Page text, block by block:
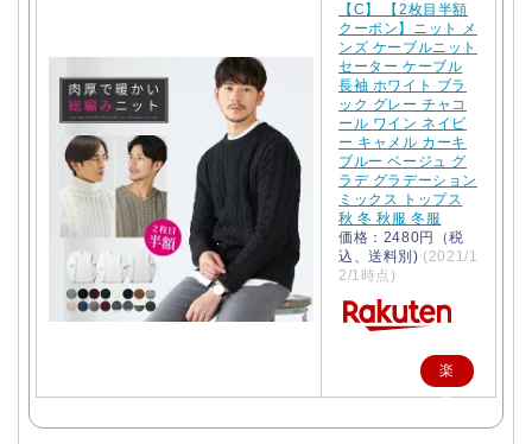
【C】 【2枚目半額
クーポン】ニット メ
ンズ ケーブルニット
セーター ケーブル
長袖 ホワイト ブラ
ック グレー チャコ
ール ワイン ネイビ
ー キャメル カーキ
ブルー ベージュ グ
ラデ グラデーション
ミックス トップス
秋 冬 秋服 冬服
価格：2480円（税
込、送料別) (2021/1
2/1時点)
楽
天